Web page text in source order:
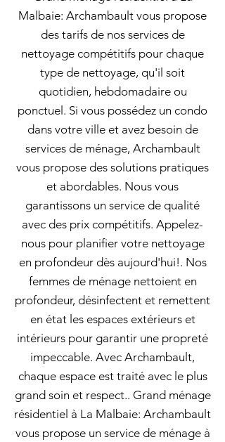
Malbaie: Archambault vous propose
des tarifs de nos services de
nettoyage compétitifs pour chaque
type de nettoyage, qu'il soit
quotidien, hebdomadaire ou
ponctuel. Si vous possédez un condo
dans votre ville et avez besoin de
services de ménage, Archambault
vous propose des solutions pratiques
et abordables. Nous vous
garantissons un service de qualité
avec des prix compétitifs. Appelez-
nous pour planifier votre nettoyage
en profondeur dès aujourd'hui!. Nos
femmes de ménage nettoient en
profondeur, désinfectent et remettent
en état les espaces extérieurs et
intérieurs pour garantir une propreté
impeccable. Avec Archambault,
chaque espace est traité avec le plus
grand soin et respect.. Grand ménage
résidentiel à La Malbaie: Archambault
vous propose un service de ménage à